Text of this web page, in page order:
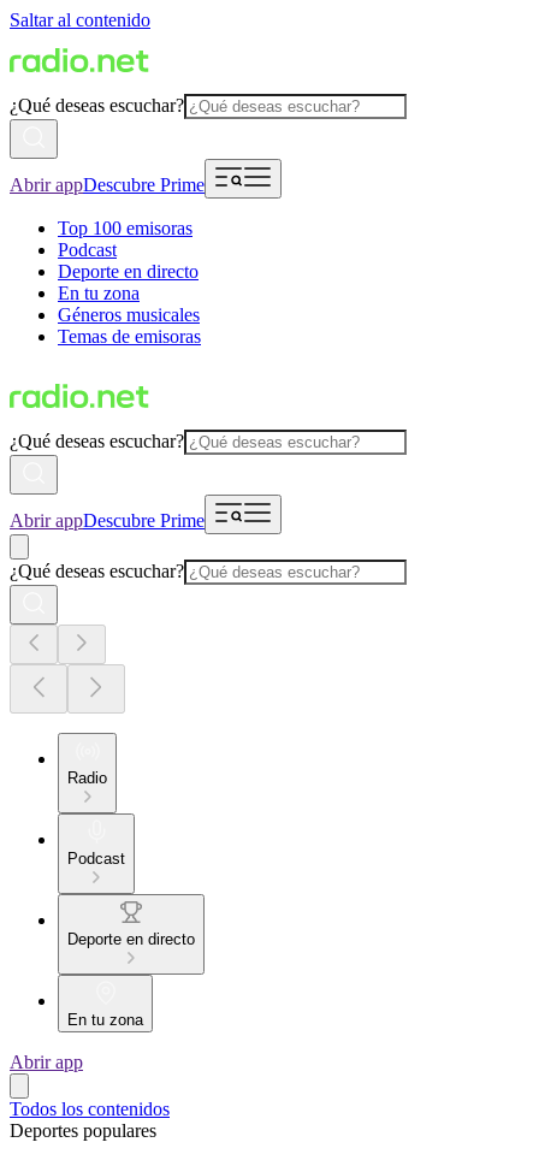
Saltar al contenido
¿Qué deseas escuchar?
Abrir appDescubre Prime
Top 100 emisoras
Podcast
Deporte en directo
En tu zona
Géneros musicales
Temas de emisoras
¿Qué deseas escuchar?
Abrir appDescubre Prime
¿Qué deseas escuchar?
Radio
Podcast
Deporte en directo
En tu zona
Abrir app
Todos los contenidos
Deportes populares